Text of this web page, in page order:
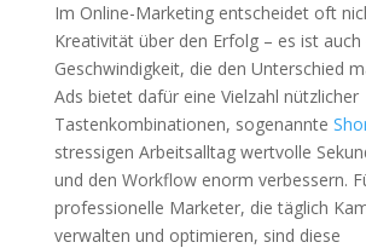
Im Online-Marketing entscheidet oft
Kreativität über den Erfolg – es ist auch
Geschwindigkeit, die den Unterschied
Ads bietet dafür eine Vielzahl nützlicher
Tastenkombinationen, sogenannte
stressigen Arbeitsalltag wertvolle
und den Workflow enorm verbessern.
professionelle Marketer, die täglich
verwalten und optimieren, sind diese